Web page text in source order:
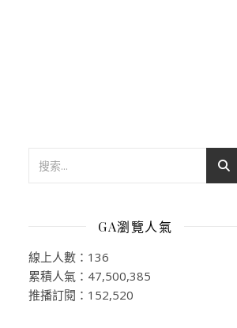
GA瀏覽人氣
線上人數：136
累積人氣：47,500,385
推播訂閱：152,520